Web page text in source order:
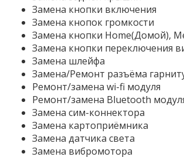
Замена кнопки включения
Замена кнопок громкости
Замена кнопки Home(Домой),
Замена кнопки переключения
Замена шлейфа
Замена/Ремонт разъёма
Ремонт/замена wi-fi модуля
Ремонт/замена Bluetooth
Замена сим-коннектора
Замена картоприёмника
Замена датчика света
Замена вибромотора